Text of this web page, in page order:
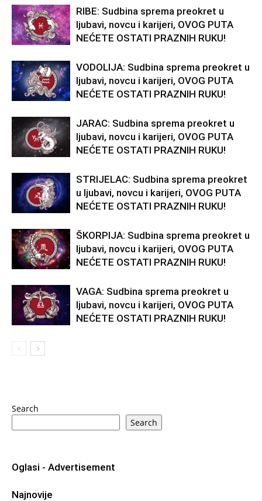
RIBE: Sudbina sprema preokret u
ljubavi, novcu i karijeri, OVOG PUTA
NEĆETE OSTATI PRAZNIH RUKU!
VODOLIJA: Sudbina sprema preokret u
ljubavi, novcu i karijeri, OVOG PUTA
NEĆETE OSTATI PRAZNIH RUKU!
JARAC: Sudbina sprema preokret u
ljubavi, novcu i karijeri, OVOG PUTA
NEĆETE OSTATI PRAZNIH RUKU!
STRIJELAC: Sudbina sprema preokret
u ljubavi, novcu i karijeri, OVOG PUTA
NEĆETE OSTATI PRAZNIH RUKU!
ŠKORPIJA: Sudbina sprema preokret u
ljubavi, novcu i karijeri, OVOG PUTA
NEĆETE OSTATI PRAZNIH RUKU!
VAGA: Sudbina sprema preokret u
ljubavi, novcu i karijeri, OVOG PUTA
NEĆETE OSTATI PRAZNIH RUKU!
Search
Search
Oglasi - Advertisement
Najnovije